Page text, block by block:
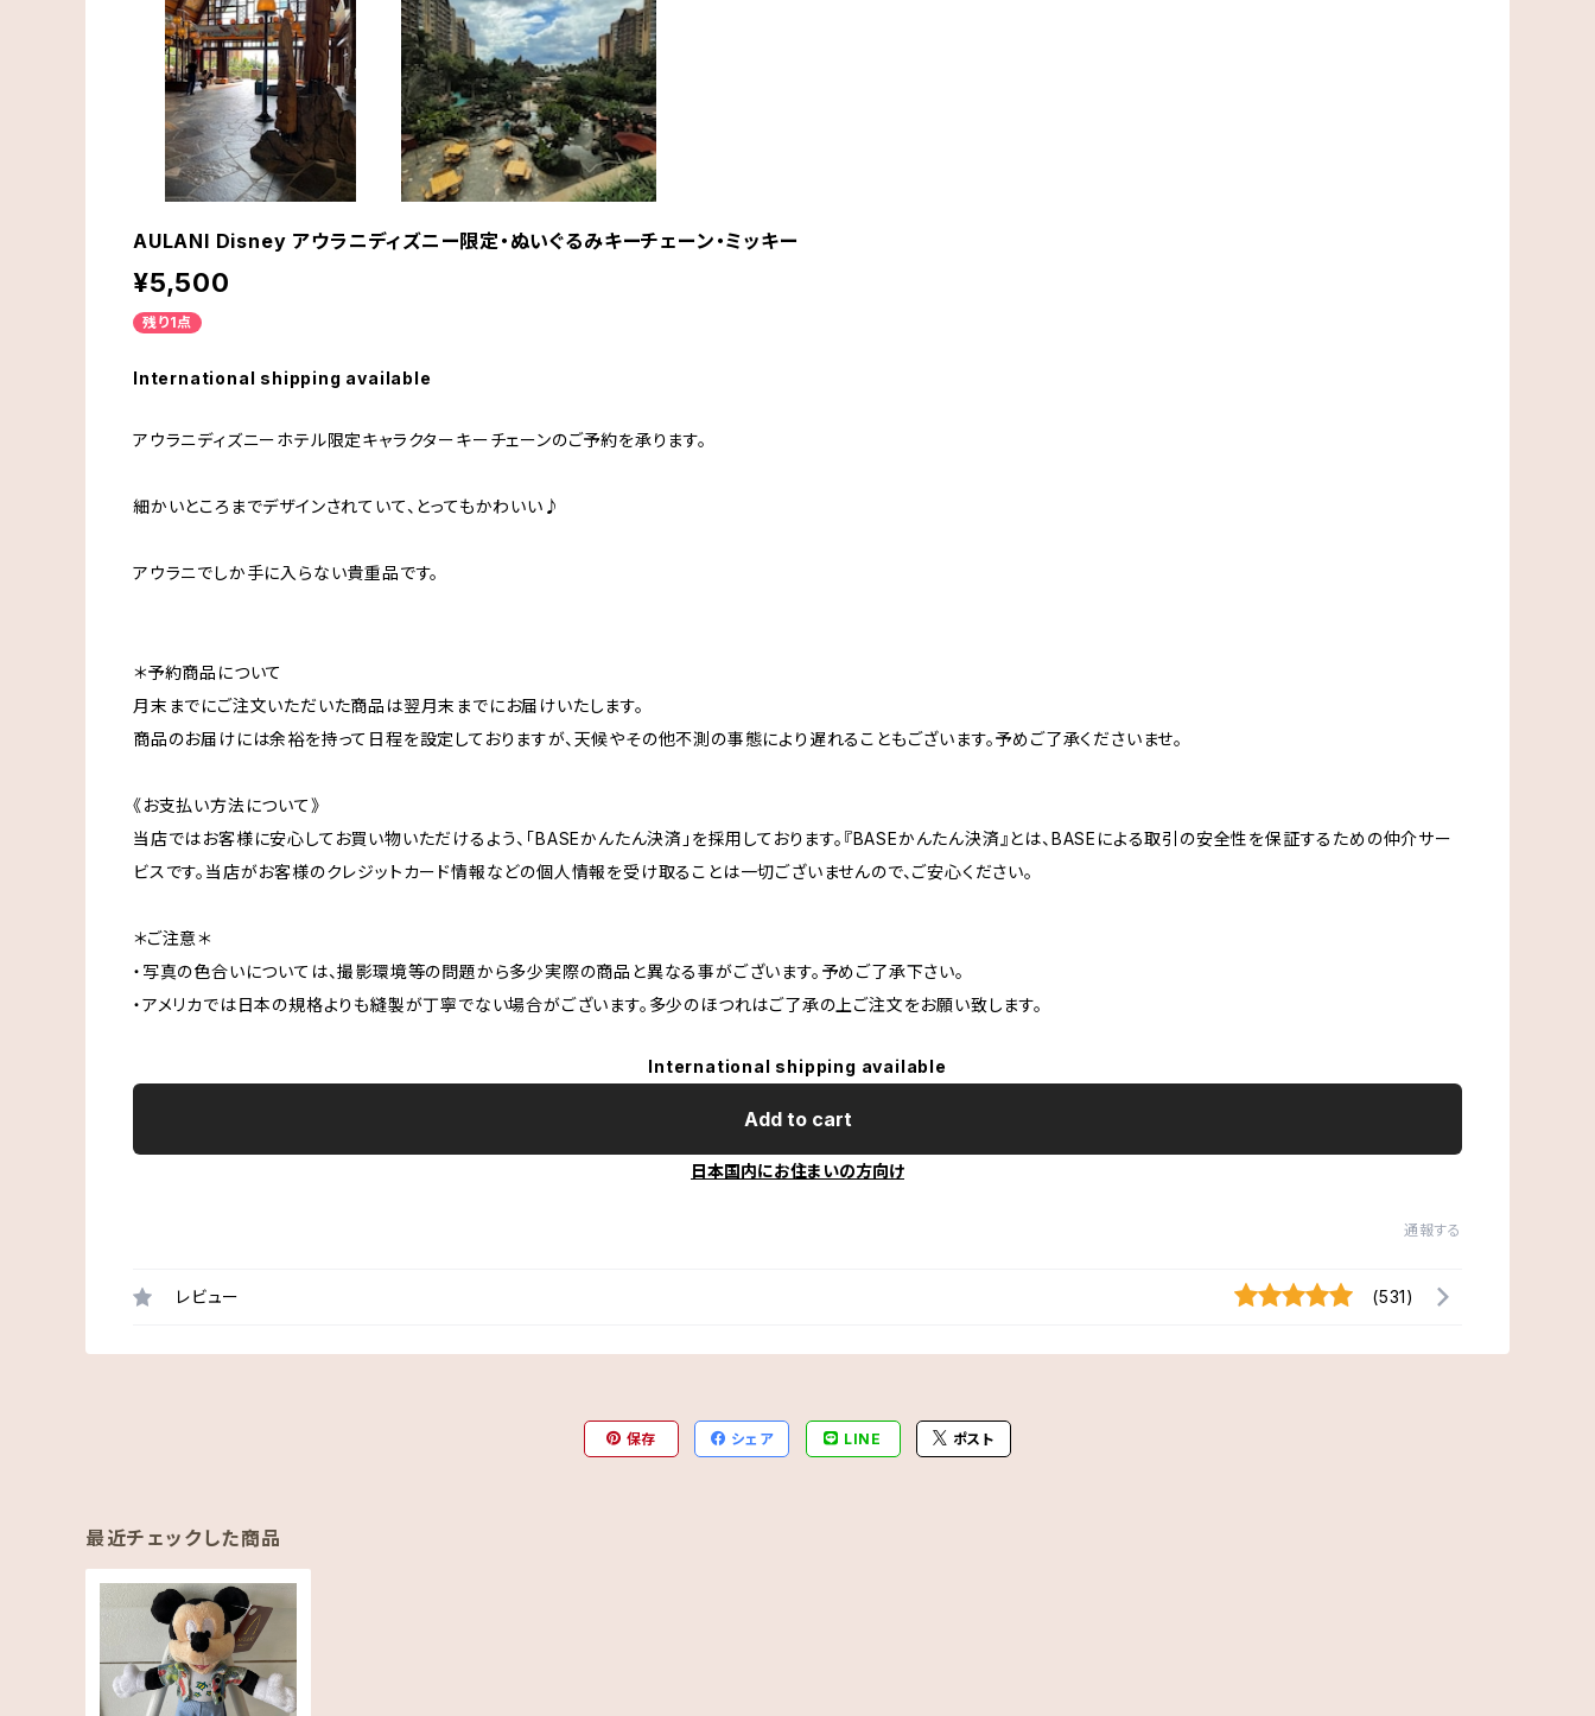
AULANI Disney アウラニディズニー限定・ぬいぐるみキーチェーン・ミッキー
¥5,500
残り1点
International shipping available
アウラニディズニーホテル限定キャラクターキーチェーンのご予約を承ります。
細かいところまでデザインされていて、とってもかわいい♪
アウラニでしか手に入らない貴重品です。
＊予約商品について
月末までにご注文いただいた商品は翌月末までにお届けいたします。
商品のお届けには余裕を持って日程を設定しておりますが、天候やその他不測の事態により遅れることもございます。予めご了承くださいませ。
《お支払い方法について》
当店ではお客様に安心してお買い物いただけるよう、「BASEかんたん決済」を採用しております。『BASEかんたん決済』とは、BASEによる取引の安全性を保証するための仲介サー
ビスです。当店がお客様のクレジットカード情報などの個人情報を受け取ることは一切ございませんので、ご安心ください。
＊ご注意＊
・写真の色合いについては、撮影環境等の問題から多少実際の商品と異なる事がございます。予めご了承下さい。
・アメリカでは日本の規格よりも縫製が丁寧でない場合がございます。多少のほつれはご了承の上ご注文をお願い致します。
International shipping available
Add to cart
日本国内にお住まいの方向け
通報する
レビュー (531)
保存 シェア LINE ポスト
最近チェックした商品